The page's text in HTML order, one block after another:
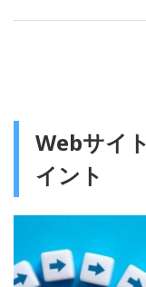
Webサイ
イント